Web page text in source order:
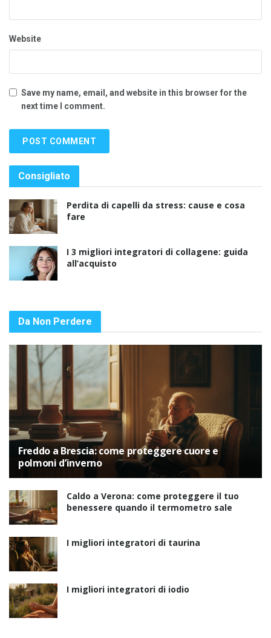
Website
Save my name, email, and website in this browser for the
next time I comment.
Consigliato
Perdita di capelli da stress: cause e cosa
fare
I 3 migliori integratori di collagene: guida
all’acquisto
Da Non Perdere
Freddo a Brescia: come proteggere cuore e
polmoni d’inverno
Caldo a Verona: come proteggere il tuo
benessere quando il termometro sale
I migliori integratori di taurina
I migliori integratori di iodio